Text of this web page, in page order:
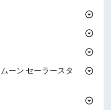
ーン セーラースタ